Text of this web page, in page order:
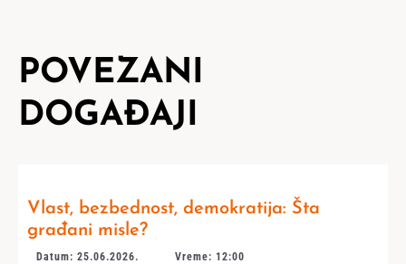
POVEZANI
DOGAĐAJI
Vlast, bezbednost, demokratija: Šta
građani misle?
Datum: 25.06.2026. Vreme: 12:00